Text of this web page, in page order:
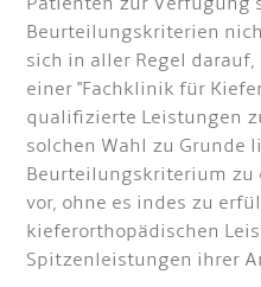
Beurteilungskriterien
sich in aller Regel
einer "Fachklinik für
qualifizierte Leistungen
solchen Wahl zu Grunde
Beurteilungskriterium zu
vor, ohne es indes zu
kieferorthopädischen
Spitzenleistungen ihrer